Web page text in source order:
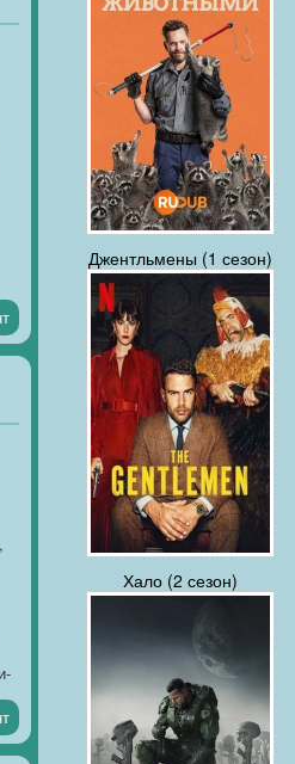
Джентльмены (1 сезон)
Хало (2 сезон)